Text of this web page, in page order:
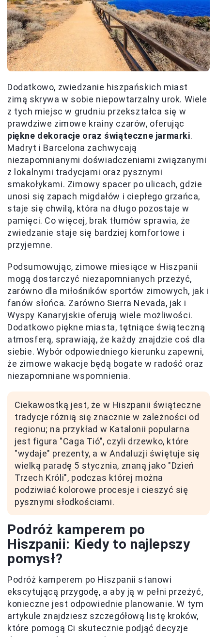
Dodatkowo, zwiedzanie hiszpańskich miast
zimą skrywa w sobie niepowtarzalny urok. Wiele
z tych miejsc w grudniu przekształca się w
prawdziwe zimowe krainy czarów, oferując
piękne dekoracje oraz świąteczne jarmarki.
Madryt i Barcelona zachwycają
niezapomnianymi doświadczeniami związanymi
z lokalnymi tradycjami oraz pysznymi
smakołykami. Zimowy spacer po ulicach, gdzie
unosi się zapach migdałów i ciepłego grzańca,
staje się chwilą, która na długo pozostaje w
pamięci. Co więcej, brak tłumów sprawia, że
zwiedzanie staje się bardziej komfortowe i
przyjemne.
Podsumowując, zimowe miesiące w Hiszpanii
mogą dostarczyć niezapomnianych przeżyć,
zarówno dla miłośników sportów zimowych, jak i
fanów słońca. Zarówno Sierra Nevada, jak i
Wyspy Kanaryjskie oferują wiele możliwości.
Dodatkowo piękne miasta, tętniące świąteczną
atmosferą, sprawiają, że każdy znajdzie coś dla
siebie. Wybór odpowiedniego kierunku zapewni,
że zimowe wakacje będą bogate w radość oraz
niezapomniane wspomnienia.
Ciekawostką jest, że w Hiszpanii świąteczne
tradycje różnią się znacznie w zależności od
regionu; na przykład w Katalonii popularna
jest figura "Caga Tió", czyli drzewko, które
"wydaje" prezenty, a w Andaluzji świętuje się
wielką paradę 5 stycznia, znaną jako "Dzień
Trzech Króli", podczas której można
podziwiać kolorowe procesje i cieszyć się
pysznymi słodkościami.
Podróż kamperem po
Hiszpanii: Kiedy to najlepszy
pomysł?
Podróż kamperem po Hiszpanii stanowi
ekscytującą przygodę, a aby ją w pełni przeżyć,
konieczne jest odpowiednie planowanie. W tym
artykule znajdziesz szczegółową listę kroków,
które pomogą Ci skutecznie podjąć decyzje